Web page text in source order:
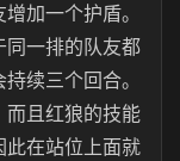
加一个护盾。
同一排的队友都
续三个回合。
而且红狼的技能
此在站位上面就